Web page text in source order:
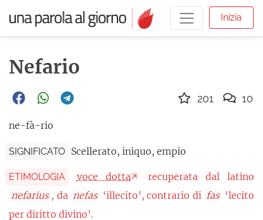
Inizia
Nefario
ne-fà-rio
SIGNIFICATO Scellerato, iniquo, empio
ETIMOLOGIA voce dotta
recuperata dal latino
nefarius , da nefas ‘illecito’, contrario di fas ‘lecito
per diritto divino’.
201 10